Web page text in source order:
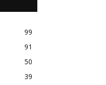
99
91
50
39